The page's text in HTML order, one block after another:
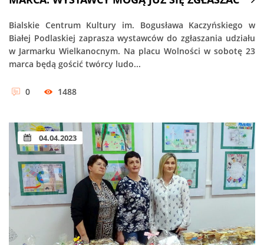
Bialskie Centrum Kultury im. Bogusława Kaczyńskiego w
Białej Podlaskiej zaprasza wystawców do zgłaszania udziału
w Jarmarku Wielkanocnym. Na placu Wolności w sobotę 23
marca będą gościć twórcy ludo...
0 1488
04.04.2023